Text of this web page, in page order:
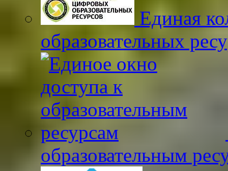
Единая
образовательных
образовательным